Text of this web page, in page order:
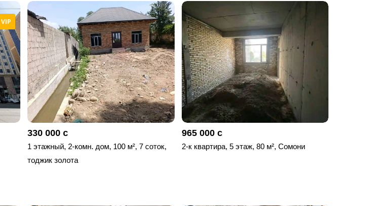
VIP
330 000 с
1 этажный, 2-комн. дом, 100 м², 7 соток,
тоджик золота
965 000 с
2-к квартира, 5 этаж, 80 м², Сомони